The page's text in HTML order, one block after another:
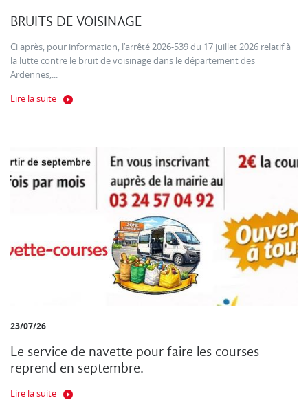
BRUITS DE VOISINAGE
Ci après, pour information, l’arrêté 2026-539 du 17 juillet 2026 relatif à
la lutte contre le bruit de voisinage dans le département des
Ardennes,...
Lire la suite
23/07/26
Le service de navette pour faire les courses
reprend en septembre.
Lire la suite